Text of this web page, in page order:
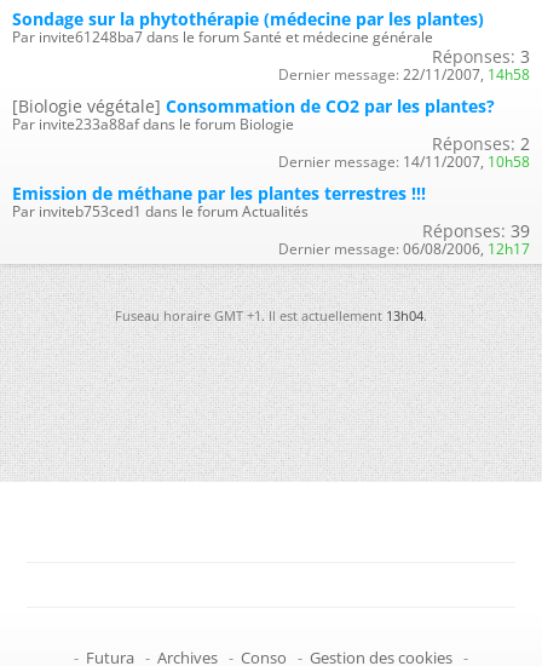
Sondage sur la phytothérapie (médecine par les plantes)
Par invite61248ba7 dans le forum Santé et médecine générale
Réponses: 3
Dernier message: 22/11/2007, 14h58
[Biologie végétale] Consommation de CO2 par les plantes?
Par invite233a88af dans le forum Biologie
Réponses: 2
Dernier message: 14/11/2007, 10h58
Emission de méthane par les plantes terrestres !!!
Par inviteb753ced1 dans le forum Actualités
Réponses: 39
Dernier message: 06/08/2006, 12h17
Fuseau horaire GMT +1. Il est actuellement 13h04.
- Futura - Archives - Conso - Gestion des cookies -